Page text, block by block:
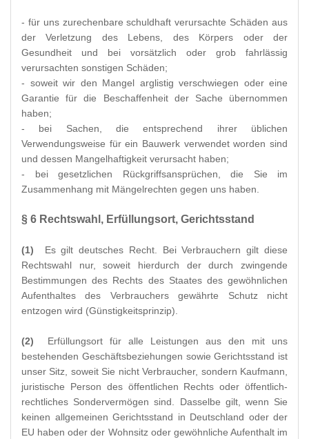
- für uns zurechenbare schuldhaft verursachte Schäden aus
der Verletzung des Lebens, des Körpers oder der
Gesundheit und bei vorsätzlich oder grob fahrlässig
verursachten sonstigen Schäden;
- soweit wir den Mangel arglistig verschwiegen oder eine
Garantie für die Beschaffenheit der Sache übernommen
haben;
- bei Sachen, die entsprechend ihrer üblichen
Verwendungsweise für ein Bauwerk verwendet worden sind
und dessen Mangelhaftigkeit verursacht haben;
- bei gesetzlichen Rückgriffsansprüchen, die Sie im
Zusammenhang mit Mängelrechten gegen uns haben.
§ 6 Rechtswahl, Erfüllungsort, Gerichtsstand
(1)
Es gilt deutsches Recht. Bei Verbrauchern gilt diese
Rechtswahl nur, soweit hierdurch der durch zwingende
Bestimmungen des Rechts des Staates des gewöhnlichen
Aufenthaltes des Verbrauchers gewährte Schutz nicht
entzogen wird (Günstigkeitsprinzip).
(2) Erfüllungsort für alle Leistungen aus den mit uns
bestehenden Geschäftsbeziehungen sowie Gerichtsstand ist
unser Sitz, soweit Sie nicht Verbraucher, sondern Kaufmann,
juristische Person des öffentlichen Rechts oder öffentlich-
rechtliches Sondervermögen sind. Dasselbe gilt, wenn Sie
keinen allgemeinen Gerichtsstand in Deutschland oder der
EU haben oder der Wohnsitz oder gewöhnliche Aufenthalt im